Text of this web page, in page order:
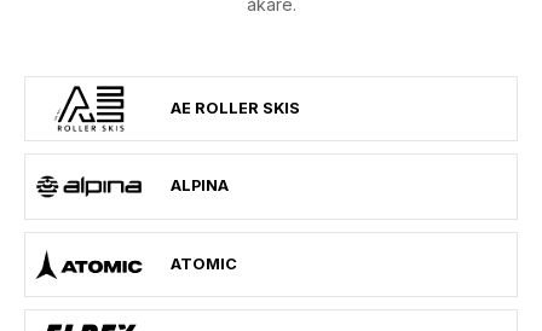
AE ROLLER SKIS
ALPINA
ATOMIC